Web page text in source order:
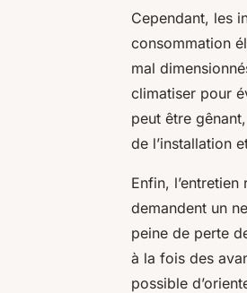
Cependant, les
consommation
mal
climatiser pour
peut être
de l’installation
Enfin,
demandent un
peine de perte
à la fois des
possible